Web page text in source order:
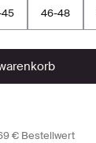
46-48
€ Bestellwert